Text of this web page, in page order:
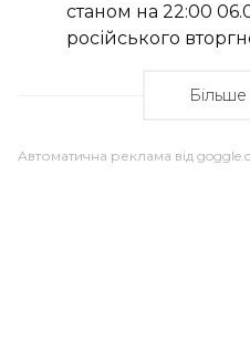
станом на 22:00
російського
Автоматична реклама від